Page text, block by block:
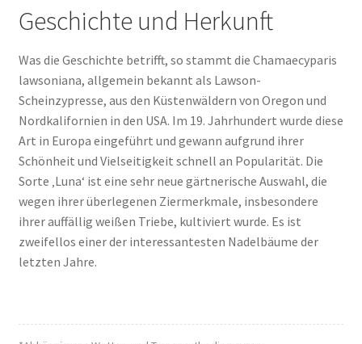
Geschichte und Herkunft
Was die Geschichte betrifft, so stammt die Chamaecyparis
lawsoniana, allgemein bekannt als Lawson-
Scheinzypresse, aus den Küstenwäldern von Oregon und
Nordkalifornien in den USA. Im 19. Jahrhundert wurde diese
Art in Europa eingeführt und gewann aufgrund ihrer
Schönheit und Vielseitigkeit schnell an Popularität. Die
Sorte ‚Luna‘ ist eine sehr neue gärtnerische Auswahl, die
wegen ihrer überlegenen Ziermerkmale, insbesondere
ihrer auffällig weißen Triebe, kultiviert wurde. Es ist
zweifellos einer der interessantesten Nadelbäume der
letzten Jahre.